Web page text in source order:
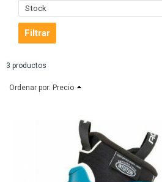
Stock
3 productos
Ordenar por: Precio